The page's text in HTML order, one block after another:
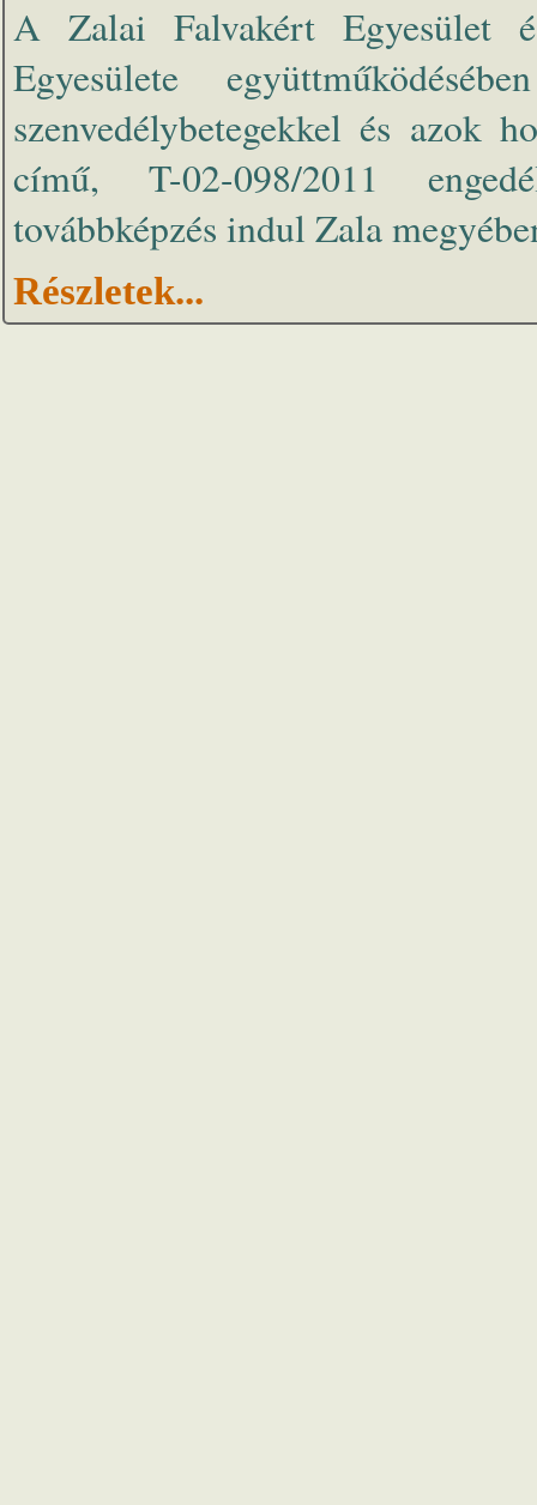
A Zalai Falvakért Egyesület
Egyesülete
szenvedélybetegekkel és azok
című, T-02-098/2011
továbbképzés indul Zala
Részletek...